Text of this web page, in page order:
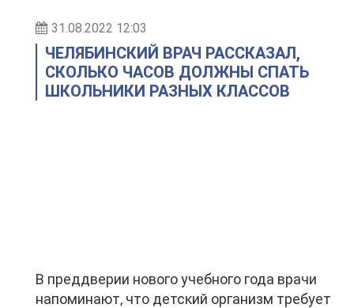
31.08.2022 12:03
ЧЕЛЯБИНСКИЙ ВРАЧ РАССКАЗАЛ,
СКОЛЬКО ЧАСОВ ДОЛЖНЫ СПАТЬ
ШКОЛЬНИКИ РАЗНЫХ КЛАССОВ
В преддверии нового учебного года врачи
напоминают, что детский организм требует